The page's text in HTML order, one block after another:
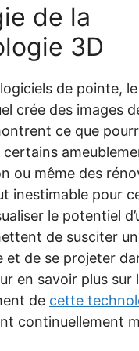
de la
3D
de pointe,
crée des images
ce que
certains
ou même des
inestimable pour
le potentiel
de susciter
et de se projeter
en savoir plus sur
de cette
continuellement